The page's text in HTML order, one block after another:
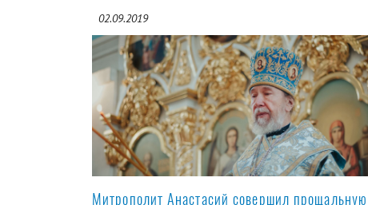
02.09.2019
Митрополит Анастасий совершил прощальную